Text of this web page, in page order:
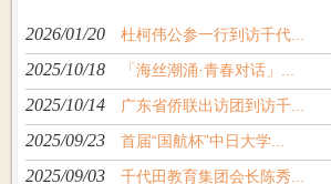
2026/01/20 杜柯伟公参一行到访千代...
2025/10/18 「海丝潮涌·青春对话」...
2025/10/14 广东省侨联出访团到访千...
2025/09/23 首届“国航杯”中日大学...
2025/09/03 千代田教育集团会长陈秀...